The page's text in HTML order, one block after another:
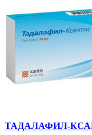
ТАДАЛАФИЛ-